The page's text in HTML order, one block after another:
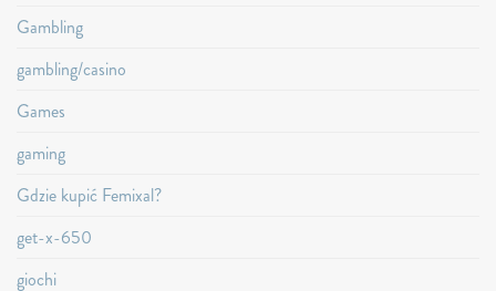
Gambling
gambling/casino
Games
gaming
Gdzie kupić Femixal?
get-x-650
giochi